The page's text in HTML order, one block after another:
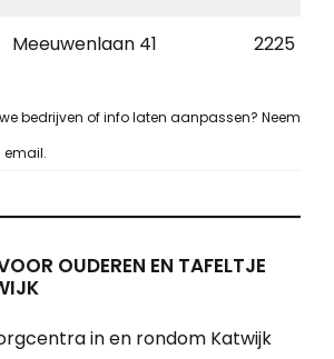
Meeuwenlaan 41 2225 PE
bedrijven of info laten aanpassen? Neem
OUDEREN EN TAFELTJE
in en rondom Katwijk